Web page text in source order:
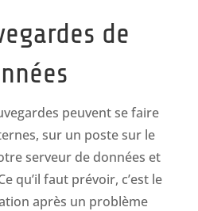
de
peuvent se faire
sur un poste sur le
serveur de données et
qu’il faut prévoir, c’est le
après un problème